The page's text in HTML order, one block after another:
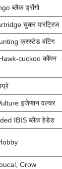
ब्लैक ड्रोंगो
चुकर पारट्रिज
क्रस्टेड बंटिंग
cuckoo कॉमन
इजेप्शन वल्चर
IBIS ब्लैक हेडेड
Crow